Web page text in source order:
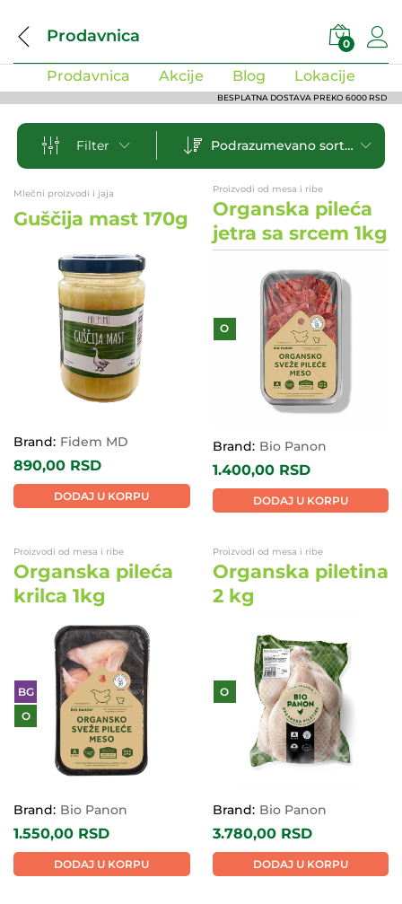
Prodavnica 0
Prodavnica Akcije Blog Lokacije
BESPLATNA DOSTAVA PREKO 6000 RSD
Filter Podrazumevano sortiranje
Mlečni proizvodi i jaja
Guščija mast 170g
Brand: Fidem MD
890,00 RSD
DODAJ U KORPU
Proizvodi od mesa i ribe
Organska pileća
jetra sa srcem 1kg
O
Brand: Bio Panon
1.400,00 RSD
DODAJ U KORPU
Proizvodi od mesa i ribe
Organska pileća
krilca 1kg
BG
O
Brand: Bio Panon
1.550,00 RSD
DODAJ U KORPU
Proizvodi od mesa i ribe
Organska piletina
2 kg
O
Brand: Bio Panon
3.780,00 RSD
DODAJ U KORPU